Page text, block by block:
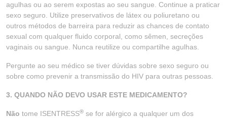
agulhas ou ao serem expostas ao seu sangue. Continue a praticar
sexo seguro. Utilize preservativos de látex ou poliuretano ou
outros métodos de barreira para reduzir as chances de contato
sexual com qualquer fluido corporal, como sêmen, secreções
vaginais ou sangue. Nunca reutilize ou compartilhe agulhas.
Pergunte ao seu médico se tiver dúvidas sobre sexo seguro ou
sobre como prevenir a transmissão do HIV para outras pessoas.
3. QUANDO NÃO DEVO USAR ESTE MEDICAMENTO?
Não tome ISENTRESS® se for alérgico a qualquer um dos